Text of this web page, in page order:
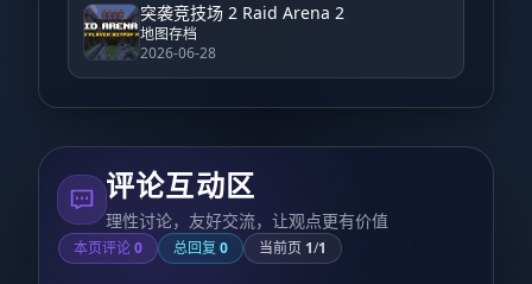
突袭竞技场 2 Raid Arena 2
地图存档
2026-06-28
评论互动区
理性讨论，友好交流，让观点更有价值
本页评论0 总回复 0 当前页 1/1